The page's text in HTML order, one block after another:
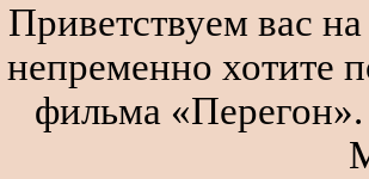
Приветствуем вас
непременно хотите
фильма